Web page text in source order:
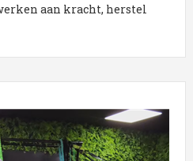
aan kracht, herstel